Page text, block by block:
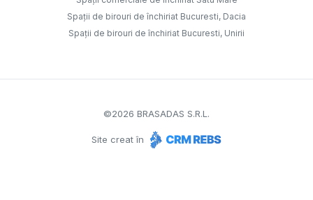
Spații de birouri de închiriat Bucuresti, Dacia
Spații de birouri de închiriat Bucuresti, Unirii
©2026 BRASADAS S.R.L.
Site creat în